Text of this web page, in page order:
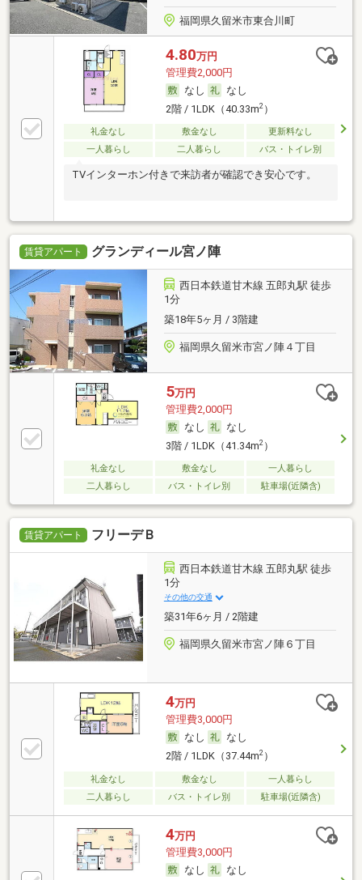
福岡県久留米市東合川町
4.80万円
管理費2,000円
なし
なし
2階 / 1LDK（40.33m2）
礼金なし 敷金なし
更新料なし
一人暮らし
二人暮らし バス・トイレ別
TVインターホン付きで来訪者が確認でき安心です。
賃貸アパート グランディール宮ノ陣
西日本鉄道甘木線 五郎丸駅 徒歩
1分
築18年5ヶ月 / 3階建
福岡県久留米市宮ノ陣４丁目
5万円
管理費2,000円
なし
なし
3階 / 1LDK（41.34m2）
礼金なし 敷金なし
一人暮らし
二人暮らし
バス・トイレ別 駐車場(近隣含)
賃貸アパート フリーデＢ
西日本鉄道甘木線 五郎丸駅 徒歩
1分
その他の交通
築31年6ヶ月 / 2階建
福岡県久留米市宮ノ陣６丁目
4万円
管理費3,000円
なし
なし
2階 / 1LDK（37.44m2）
礼金なし 敷金なし
一人暮らし
二人暮らし
バス・トイレ別 駐車場(近隣含)
4万円
管理費3,000円
なし
なし